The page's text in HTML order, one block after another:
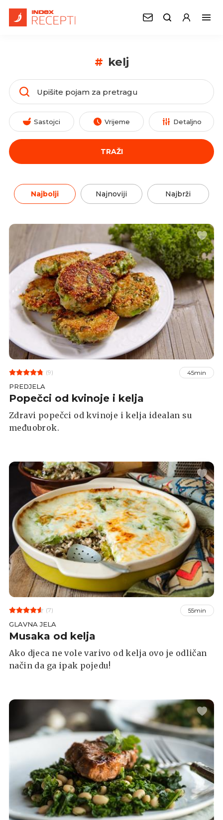
# kelj
Sastojci Vrijeme Detaljno
TRAŽI
Najbolji Najnoviji Najbrži
(9) 45min
PREDJELA
Popečci od kvinoje i kelja
Zdravi popečci od kvinoje i kelja idealan su
međuobrok.
(7) 55min
GLAVNA JELA
Musaka od kelja
Ako djeca ne vole varivo od kelja ovo je odličan
način da ga ipak pojedu!